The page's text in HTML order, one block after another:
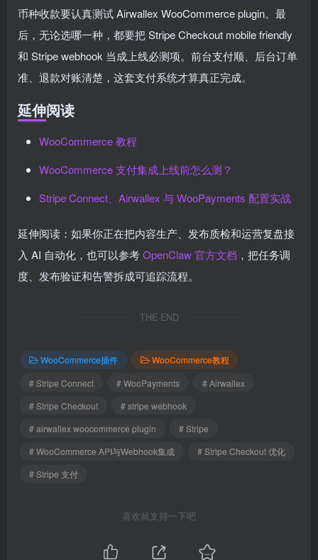
币种收款要认真测试 Airwallex WooCommerce plugin。最
后，无论选哪一种，都要把 Stripe Checkout mobile friendly
和 Stripe webhook 当成上线必测项。前台支付顺、后台订单
准、退款对账清楚，这套支付系统才算真正完成。
延伸阅读
WooCommerce 教程
WooCommerce 支付集成上线前怎么测？
Stripe Connect、Airwallex 与 WooPayments 配置实战
延伸阅读：如果你正在把内容生产、发布质检和运营复盘接
入 AI 自动化，也可以参考OpenClaw 官方文档 ，把任务调
度、发布验证和告警拆成可追踪流程。
THE END
WooCommerce插件
WooCommerce教程
# Stripe Connect
# WooPayments
# Airwallex
# Stripe Checkout
# stripe webhook
# airwallex woocommerce plugin
# Stripe
# WooCommerce API与Webhook集成
# Stripe Checkout 优化
# Stripe 支付
喜欢就支持一下吧